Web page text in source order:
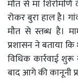
मौत से मां
रोकर बुरा हाल है।
मौत से स्तब्ध है।
प्रशासन ने बताया
विधिक कार्रवाई
बाद आगे की कानूनी